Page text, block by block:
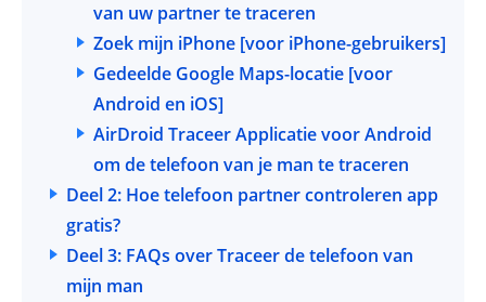
van uw partner te traceren
Zoek mijn iPhone [voor iPhone-gebruikers]
Gedeelde Google Maps-locatie [voor
Android en iOS]
AirDroid Traceer Applicatie voor Android
om de telefoon van je man te traceren
Deel 2: Hoe telefoon partner controleren app
gratis?
Deel 3: FAQs over Traceer de telefoon van
mijn man